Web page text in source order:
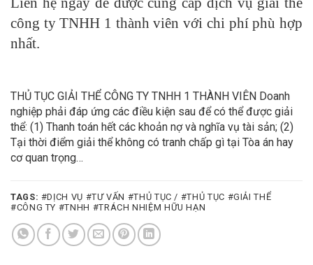
công ty TNHH 1 thành viên với chi phí phù hợp
nhất.
THỦ TỤC GIẢI THỂ CÔNG TY TNHH 1 THÀNH VIÊN Doanh
nghiệp phải đáp ứng các điều kiện sau để có thể được giải
thể: (1) Thanh toán hết các khoản nợ và nghĩa vụ tài sản; (2)
Tại thời điểm giải thể không có tranh chấp gì tại Tòa án hay
cơ quan trọng…
TAGS: #DỊCH VỤ #TƯ VẤN #THỦ TỤC / #THỦ TỤC #GIẢI THỂ
#CÔNG TY #TNHH #TRÁCH NHIỆM HỮU HẠN